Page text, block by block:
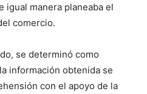
igual manera planeaba el
comercio.
se determinó como
información obtenida se
con el apoyo de la